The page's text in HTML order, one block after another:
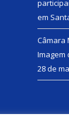
em
Câmara
Imagem
28 de